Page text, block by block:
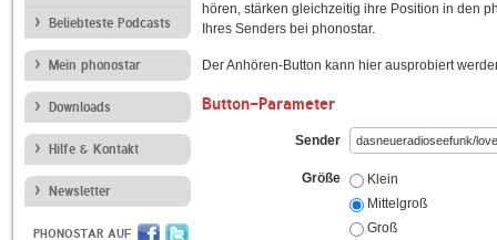
Beliebteste Podcasts
Mein phonostar
Downloads
Hilfe & Kontakt
Newsletter
PHONOSTAR AUF
hören, stärken gleichzeitig ihre Position in den
Ihres Senders bei phonostar.
Der Anhören-Button kann hier ausprobiert
Button-Parameter
Sender
Größe
Klein
Mittelgroß
Groß